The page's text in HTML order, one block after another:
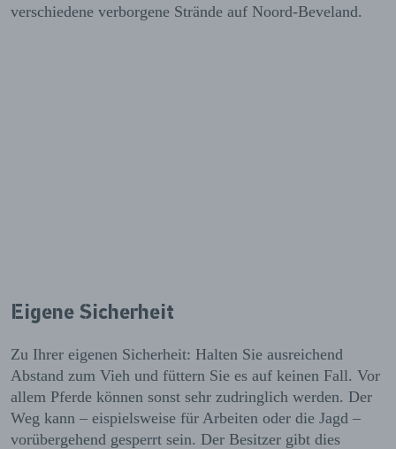
verschiedene verborgene Strände auf Noord-Beveland.
Eigene Sicherheit
Zu Ihrer eigenen Sicherheit: Halten Sie ausreichend
Abstand zum Vieh und füttern Sie es auf keinen Fall. Vor
allem Pferde können sonst sehr zudringlich werden. Der
Weg kann – eispielsweise für Arbeiten oder die Jagd –
vorübergehend gesperrt sein. Der Besitzer gibt dies